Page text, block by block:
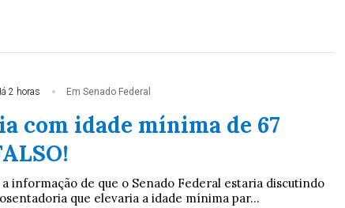
2 horas Em Senado Federal
com idade mínima de 67
informação de que o Senado Federal estaria discutindo
que elevaria a idade mínima par...